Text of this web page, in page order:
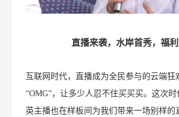
直播来袭，水岸首秀，福
互联网时代，直播成为全民参与的云端狂
“OMG”，让多少人忍不住买买买。这次
英主播也在样板间为我们带来一场别样的